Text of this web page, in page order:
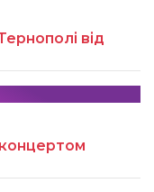
від
концертом